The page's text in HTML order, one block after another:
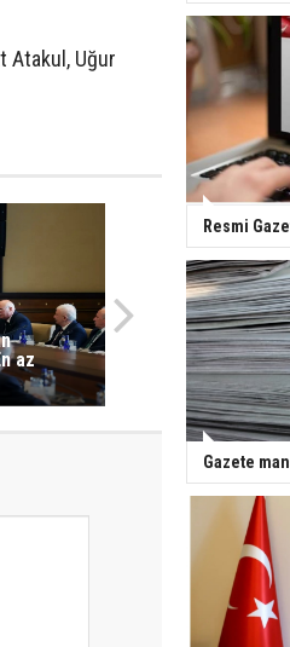
Atakul, Uğur
az
Resmi
Gazete